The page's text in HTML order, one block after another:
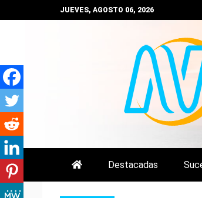
al
JUEVES, AGOSTO 06, 2026
NOTICIAS DEL
Destacadas